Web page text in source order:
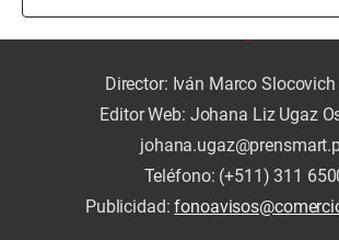
Director: Iván Marco
Editor Web: Johana Liz Ugaz
Teléfono: (+511) 311
Publicidad: